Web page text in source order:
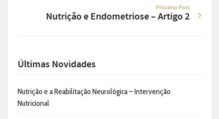
Próximo Post
Nutrição e Endometriose – Artigo 2
Últimas Novidades
Nutrição e a Reabilitação Neurológica – Intervenção
Nutricional